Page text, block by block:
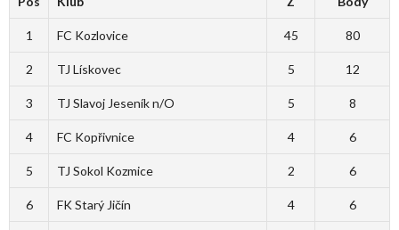
1 FC Kozlovice 45 80
2 TJ Lískovec 5 12
3 TJ Slavoj Jeseník n/O 5 8
4 FC Kopřivnice 4 6
5 TJ Sokol Kozmice 2 6
6 FK Starý Jičín 4 6